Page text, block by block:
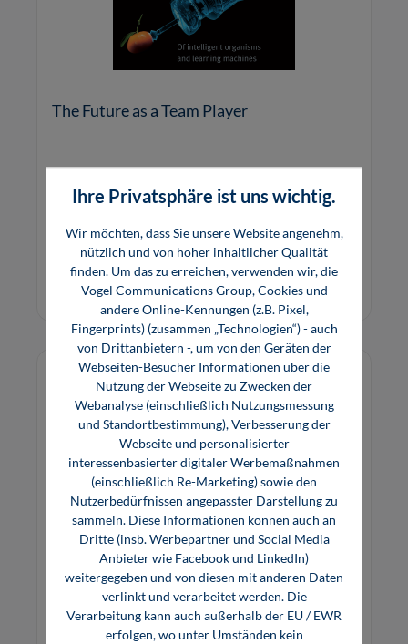
The Future as a Team Player
sparks curiosity about technology and science
exciting professional fields of the future.
18,00 €*
Buch
Design-to-Cost-Methoden
Ihre Privatsphäre ist uns wichtig.
Wir möchten, dass Sie unsere Website angenehm,
nützlich und von hoher inhaltlicher Qualität
finden. Um das zu erreichen, verwenden wir, die
Vogel Communications Group, Cookies und
andere Online-Kennungen (z.B. Pixel,
Fingerprints) (zusammen „Technologien“) - auch
von Drittanbietern -, um von den Geräten der
Webseiten-Besucher Informationen über die
Nutzung der Webseite zu Zwecken der
Webanalyse (einschließlich Nutzungsmessung
und Standortbestimmung), Verbesserung der
Webseite und personalisierter
interessenbasierter digitaler Werbemaßnahmen
(einschließlich Re-Marketing) sowie den
Nutzerbedürfnissen angepasster Darstellung zu
sammeln. Diese Informationen können auch an
Dritte (insb. Werbepartner und Social Media
Anbieter wie Facebook und LinkedIn)
weitergegeben und von diesen mit anderen Daten
verlinkt und verarbeitet werden. Die
Verarbeitung kann auch außerhalb der EU / EWR
erfolgen, wo unter Umständen kein